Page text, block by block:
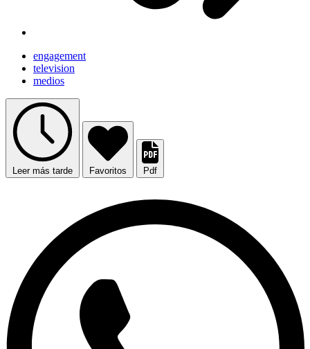
engagement
television
medios
Leer más tarde Favoritos Pdf